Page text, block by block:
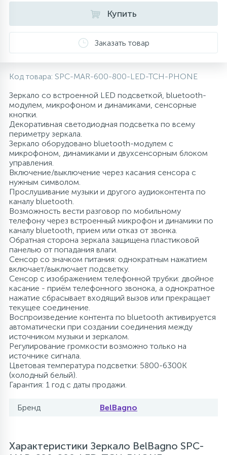
Напольные смесители
Душевые системы
Купить
Заказать товар
Код товара: SPC-MAR-600-800-LED-TCH-PHONE
Зеркало со встроенной LED подсветкой, bluetooth-
модулем, микрофоном и динамиками, сенсорные
кнопки.
Декоративная светодиодная подсветка по всему
периметру зеркала.
Зеркало оборудовано bluetooth-модулем с
микрофоном, динамиками и двухсенсорным блоком
управления.
Включение/выключение через касания сенсора с
нужным символом.
Прослушивание музыки и другого аудиоконтента по
каналу bluetooth.
Возможность вести разговор по мобильному
телефону через встроенный микрофон и динамики по
каналу bluetooth, прием или отказ от звонка.
Обратная сторона зеркала защищена пластиковой
панелью от попадания влаги.
Сенсор со значком питания: однократным нажатием
включает/выключает подсветку.
Сенсор с изображением телефонной трубки: двойное
касание - приём телефонного звонока, а однократное
нажатие сбрасывает входящий вызов или прекращает
текущее соединение.
Воспроизведение контента по bluetooth активируется
автоматически при создании соединения между
источником музыки и зеркалом.
Регулирование громкости возможно только на
источнике сигнала.
Цветовая температура подсветки: 5800-6300K
(холодный белый).
Гарантия: 1 год с даты продажи.
Бренд BelBagno
Характеристики Зеркало BelBagno SPC-